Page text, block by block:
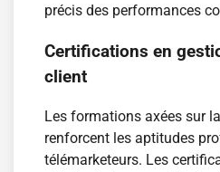
précis des performances
Certifications en
client
Les formations axées sur
renforcent les aptitudes
télémarketeurs. Les